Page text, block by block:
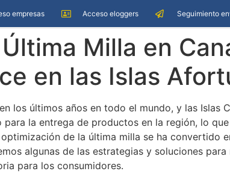
empresas Acceso eloggers Seguimiento
Milla en
en las Islas
los últimos años en todo el mundo, y las Islas
la entrega de productos en la región, lo
de la última milla se ha convertido
algunas de las estrategias y soluciones
para los consumidores.